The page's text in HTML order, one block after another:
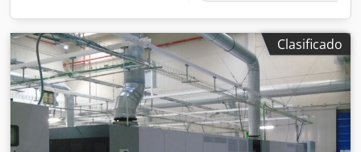
Clasificado